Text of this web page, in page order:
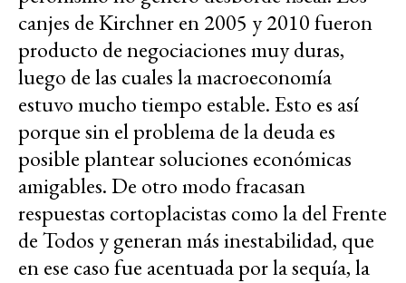
canjes de Kirchner en 2005 y 2010 fueron
producto de negociaciones muy duras,
luego de las cuales la macroeconomía
estuvo mucho tiempo estable. Esto es así
porque sin el problema de la deuda es
posible plantear soluciones económicas
amigables. De otro modo fracasan
respuestas cortoplacistas como la del Frente
de Todos y generan más inestabilidad, que
en ese caso fue acentuada por la sequía, la